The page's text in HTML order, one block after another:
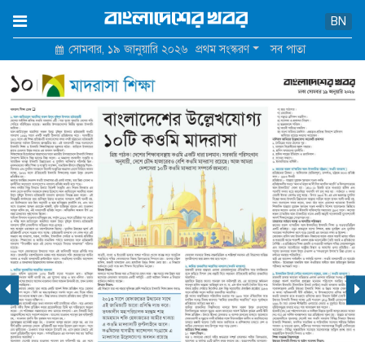
BN
সোমবার, ১৯ জানুয়ারি ২০২৬ প্রথম সংস্করণ সব পাতা
×
আমাদের সম্পর্কে
যোগাযোগ
শর্তাবলি ও নীতিমালা
গোপনীয়তা নীতি
বিজ্ঞাপন মূল্য তালিকা
পুরোনো সাইট